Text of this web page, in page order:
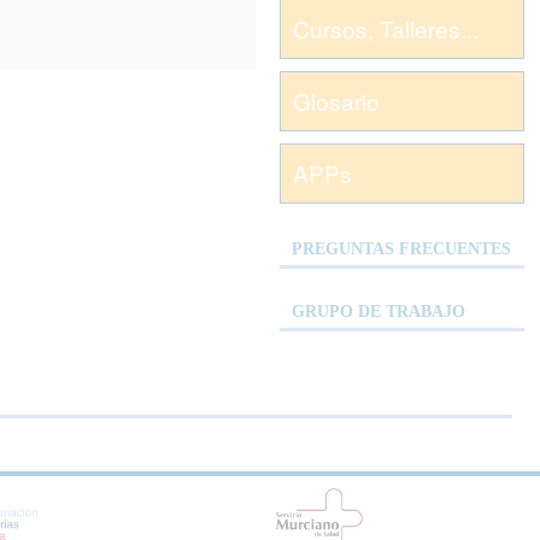
Cursos, Talleres...
Glosario
APPs
PREGUNTAS FRECUENTES
GRUPO DE TRABAJO